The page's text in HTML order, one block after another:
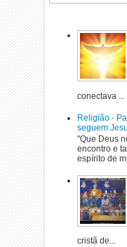
conectava ...
Religião -
seguem
"Que Deus
encontro e
espírito de
cristã de...